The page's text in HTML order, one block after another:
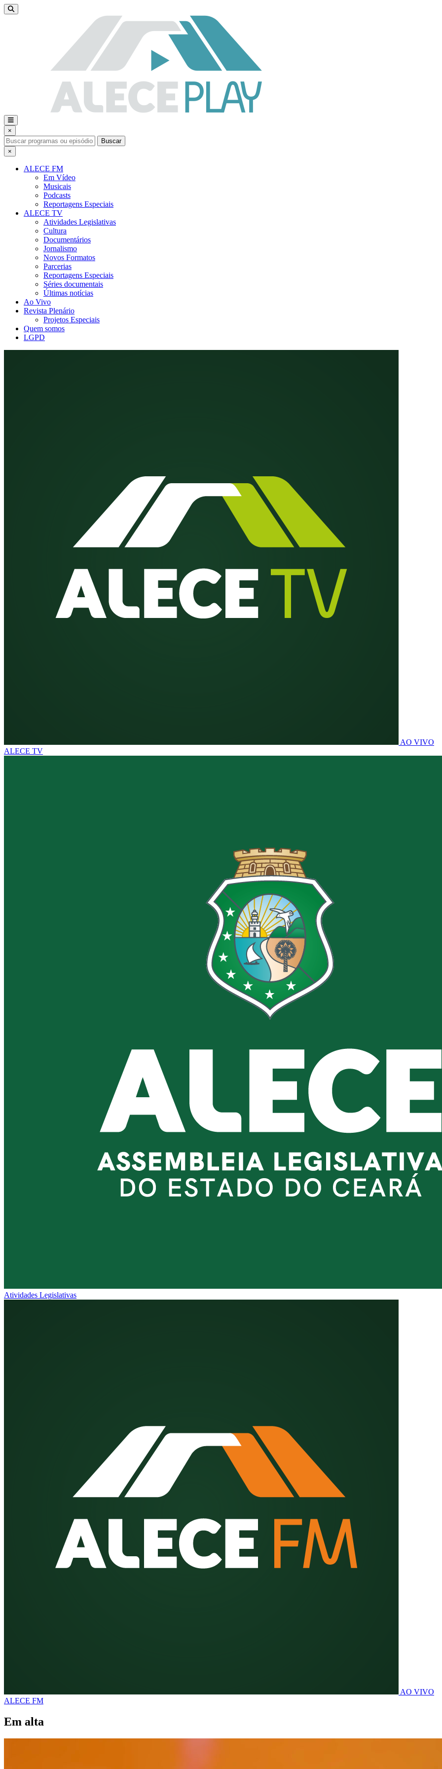
×
Buscar
×
ALECE FM
Em Vídeo
Musicais
Podcasts
Reportagens Especiais
ALECE TV
Atividades Legislativas
Cultura
Documentários
Jornalismo
Novos Formatos
Parcerias
Reportagens Especiais
Séries documentais
Últimas notícias
Ao Vivo
Revista Plenário
Projetos Especiais
Quem somos
LGPD
AO VIVO
ALECE TV
Atividades Legislativas
AO VIVO
ALECE FM
Em alta